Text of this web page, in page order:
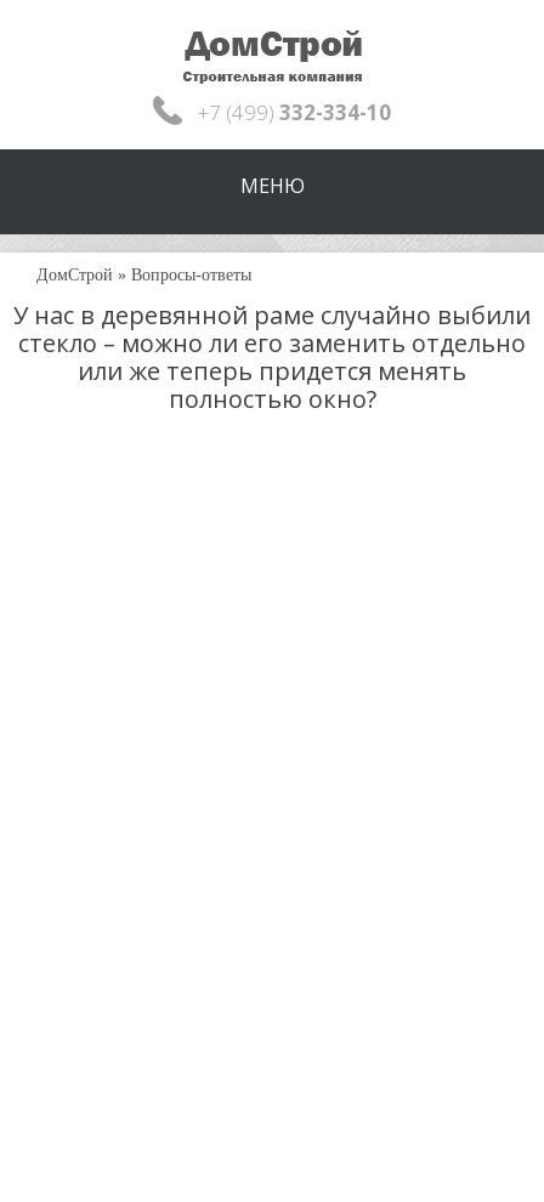
+7 (499) 332-334-10
МЕНЮ
ДомСтрой » Вопросы-ответы
У нас в деревянной раме случайно выбили
стекло – можно ли его заменить отдельно
или же теперь придется менять
полностью окно?